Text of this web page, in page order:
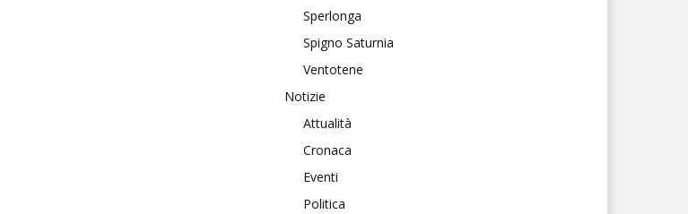
Sperlonga
Spigno Saturnia
Ventotene
Notizie
Attualità
Cronaca
Eventi
Politica